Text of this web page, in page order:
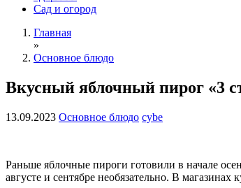
Сад и огород
Главная
»
Основное блюдо
Вкусный яблочный пирог «3
13.09.2023 Основное блюдо cybe
Раньше яблочные пироги готовили в начале
августе и сентябре необязательно. В